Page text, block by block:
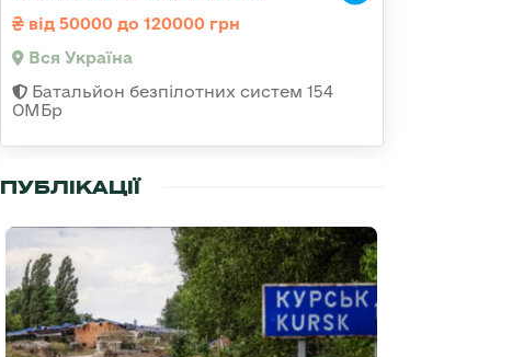
від 50000 до 120000 грн
Вся Україна
Батальйон безпілотних систем 154
ОМБр
ПУБЛІКАЦІЇ